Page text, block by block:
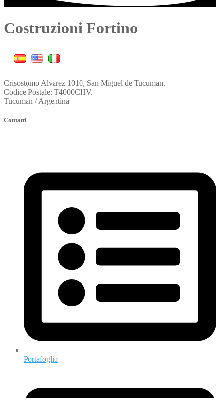
Costruzioni Fortino
Crisostomo Alvarez 1010, San Miguel de Tucuman.
Codice Postale: T4000CHV.
Tucuman / Argentina
Contatti
Portafoglio